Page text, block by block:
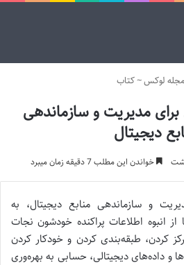
مجله لوکس~کتاب
برای مدیریت و سازماندهی
دیجیتال
خواندن این مطلب 7 دقیقه زمان میبرد
و سازماندهی منابع دیجیتال، به
انبوه اطلاعات پراکنده خودشون نجات
کردن، طبقه‌بندی کردن و خودکار کردن
و داده‌های دیجیتالی، حسابی به بهره‌وری